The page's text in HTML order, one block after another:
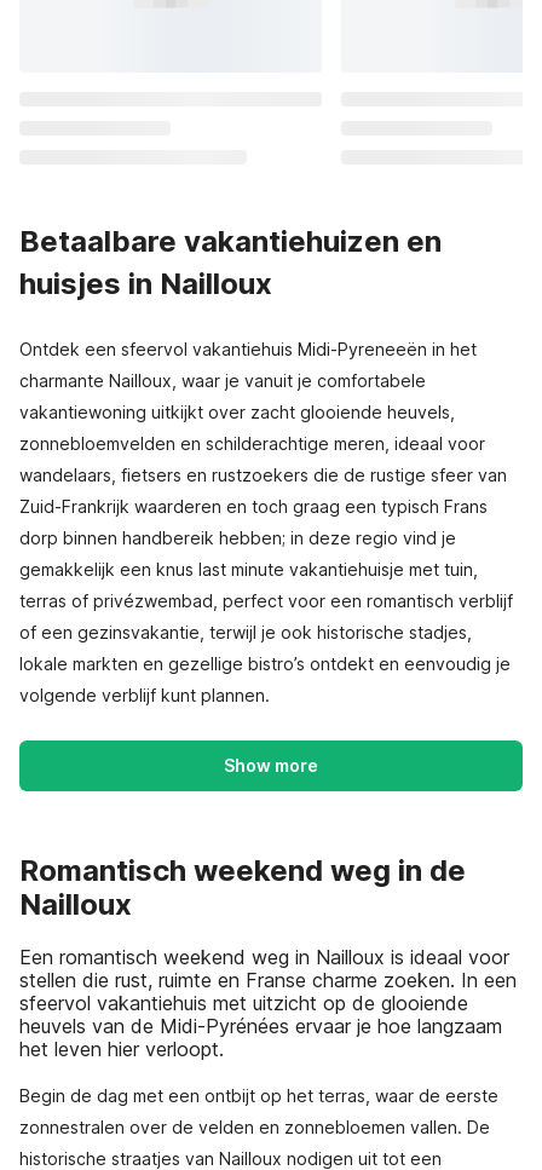
Betaalbare vakantiehuizen en
huisjes in Nailloux
Ontdek een sfeervol vakantiehuis Midi-Pyreneeën in het
charmante Nailloux, waar je vanuit je comfortabele
vakantiewoning uitkijkt over zacht glooiende heuvels,
zonnebloemvelden en schilderachtige meren, ideaal voor
wandelaars, fietsers en rustzoekers die de rustige sfeer van
Zuid-Frankrijk waarderen en toch graag een typisch Frans
dorp binnen handbereik hebben; in deze regio vind je
gemakkelijk een knus last minute vakantiehuisje met tuin,
terras of privézwembad, perfect voor een romantisch verblijf
of een gezinsvakantie, terwijl je ook historische stadjes,
lokale markten en gezellige bistro’s ontdekt en eenvoudig je
volgende verblijf kunt plannen.
Show more
Romantisch weekend weg in de
Nailloux
Een romantisch weekend weg in Nailloux is ideaal voor
stellen die rust, ruimte en Franse charme zoeken. In een
sfeervol vakantiehuis met uitzicht op de glooiende
heuvels van de Midi-Pyrénées ervaar je hoe langzaam
het leven hier verloopt.
Begin de dag met een ontbijt op het terras, waar de eerste
zonnestralen over de velden en zonnebloemen vallen. De
historische straatjes van Nailloux nodigen uit tot een